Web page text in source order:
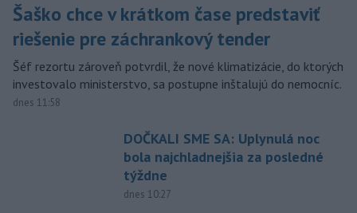
Šaško chce v krátkom čase predstaviť
riešenie pre záchrankový tender
Šéf rezortu zároveň potvrdil, že nové klimatizácie, do ktorých
investovalo ministerstvo, sa postupne inštalujú do nemocníc.
dnes 11:58
DOČKALI SME SA: Uplynulá noc
bola najchladnejšia za posledné
týždne
dnes 10:27